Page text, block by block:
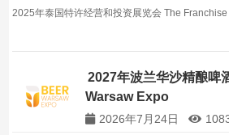
2025年泰国特许经营和投资展览会 The
2027年波兰华沙精酿啤
Warsaw Expo
2026年7月24日